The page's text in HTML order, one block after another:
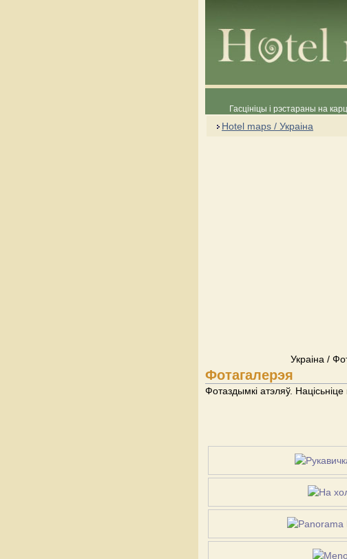
Гасцініцы і рэстараны на
Hotel maps / Украіна
Украіна /
Фотагалерэя
Фотаздымкі атэляў.